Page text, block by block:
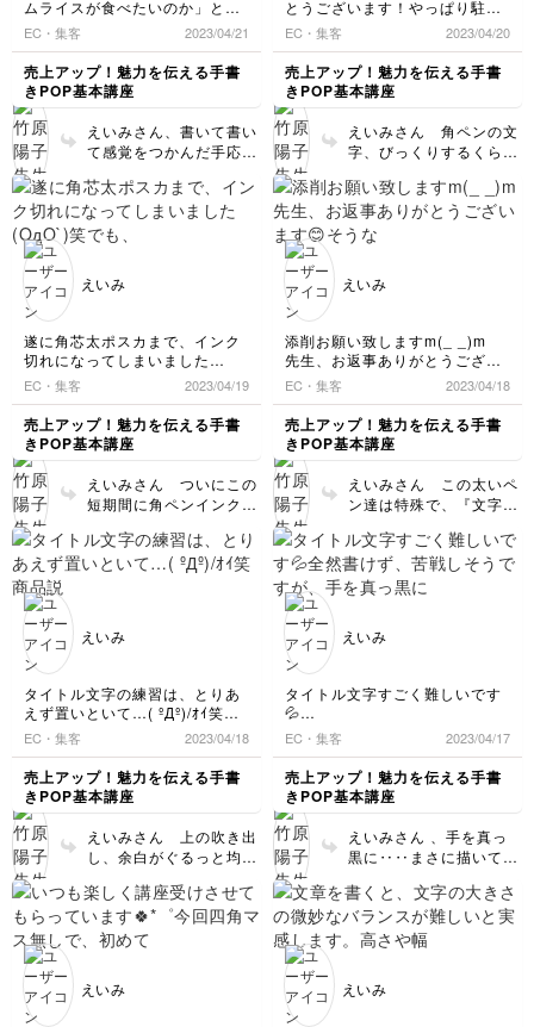
いレイアウト、特に文字
を置いていく時のスペー
シングの基本を感じてい
ただけたら嬉しいです☺️
✨
ムライスが食べたいのか」と言
われる程オムライスタイトル文
字を練習しまくって笑
本番の用紙に描く決心をしまし
た！
(コピー用紙白紙に、いっぱい食
べたいもののメニューを先生の
教えて下さった方法で推しメニ
ュー書きまくった成果があるか
は、謎ですが🤤）
EC・集客 2023/04/21
売上アップ！魅力を伝える手書
きPOP基本講座
えいみさん、書いて書い
て感覚をつかんだ手応え
くっつけて、均一サイズ
で、高さを揃えて書く、
これを難しいペン使いで
う完全に慣れましたね。
がなくなると文字間に隙
間を作ってしまって、間
が抜けてしまう傾向があ
りますがその辺りもバッ
チリ👌できています。
推しメニュー練習の成果
だと思います。推し大事
です❗️（笑）
とうございます！やっぱり駐車
場に停める練習のように、なん
どもくゃってコツを掴む(▭-
▭)✨ですね！
あと、文字終わりのとこネジを
巻くように！は、目からウロコ
でした！まだ練習全然足らなく
て上手くできてないけど、先生
のインスタ見ながら憧れモチベ
ーションを上げつつ、頑張りま
す(ง •̀_•́)ง
文字のバランスも、前の文字が
大っきい感じだから、次はこの
くらいかな？！等推し量りなが
らやってみます。ありがとうご
ざいます😊
EC・集客 2023/04/20
売上アップ！魅力を伝える手書
きPOP基本講座
えいみさん 角ペンの文
字、びっくりするくらい
ます❗️❗️ 線がのびのびして
いて均一。数回前の画像
に比べると 文字の隙間
に迷いなく書けています
はと思います。何だか自
分が練習に打ち込んでい
た頃を思い出しました☺️
楽しんで続けてください
ね。
えいみ
遂に角芯太ポスカまで、インク
切れになってしまいました
(OдO`)笑
でも、描く度に自分の文字がマ
シになってる気がするのですが
いかがでしょう！笑
可愛い文字はともかく…(遠い
目…笑)バランスや縦横比率等、
意識するとやっぱり違うんだな
あと実感してます！💪🔥❣️頑張
る！！
EC・集客 2023/04/19
売上アップ！魅力を伝える手書
きPOP基本講座
えいみさん ついにこの
短期間に角ペンインクま
のですね❗️❗️文字の全体バ
ランスとってもいいで
味な基礎的な内容です
を描く時にこのバランス
の取り方が役にたつはず
です。難しい角ペンの壁
を越えたのでこの先はも
っと楽しいですよ✨
えいみ
添削お願い致しますm(_ _)m
先生、お返事ありがとうござい
ます😊そうなんですね！タイト
ル文字本当に難しく、文字終わ
りのペンの上げ方とか、バラン
スをとるコツとか、普通に描く
より数段ポップメイトも角芯太
も難しく、どこが起点になるの
かいっぱい書かないと、わかる
ようにならないんじゃ…とか。
良かったらご指導お願いいたし
ます🙇‍♀️
EC・集客 2023/04/18
売上アップ！魅力を伝える手書
きPOP基本講座
えいみさん この太いペ
ン達は特殊で、『文字の
ぎなど、『使いこなしの
部分』で苦心されるかと
思います。 ●文字の形や
練習がバッチリ生きてい
字終わりのペンの上げ
方』は 書いてる文字が
点がわからない（形を先
読みしずらい）という事
かなと勝手に理解いたし
ました！ もしそうでし
たら このテキストの枠
サイズではなくて、線の
ない白紙に自由なサイズ
で好きな文字 推しの名
前や英単語など‥を書い
てみてください☺️（文字
の高さ揃えるとか等々ポ
って） 狭い線のあるパ
えいみ
タイトル文字の練習は、とりあ
えず置いといて…( ºДº)/ｵｲ笑
商品説明講座やりました。イラ
ストっぽいの描くのはやっぱり
楽しい🎶余白をケチらずに取
る！メリハリ付けてポスカ使い
分ける！大事大事φ( -᷅ ̫̈-᷄ ｀)ﾒﾓﾒﾓ
EC・集客 2023/04/18
売上アップ！魅力を伝える手書
きPOP基本講座
えいみさん 上の吹き出
し、余白がぐるっと均一
かんで見えていますよ❗️
すごく地味なこだわりで
すが知ると知らないでは
くてごちゃごちゃしやす
えいみ
タイトル文字すごく難しいです
💦
全然書けず、苦戦しそうです
が、手を真っ黒にしながらうぅ
ぅぅ💦って…
先生の描いた実用例が、また本
当に凄く綺麗✨で憧れます。あ
んな風に描けるようになるま
で、まだまだ💦まだまだ💦いっ
ぱい書かないとですね。
EC・集客 2023/04/17
売上アップ！魅力を伝える手書
きPOP基本講座
えいみさん 、手を真っ
黒に‥‥まさに描いてる
りがとうございます☺️
太いポップメイトやポス
カは扱いが少々厄介で、
線の文字が書けません。
えいみ えいみ